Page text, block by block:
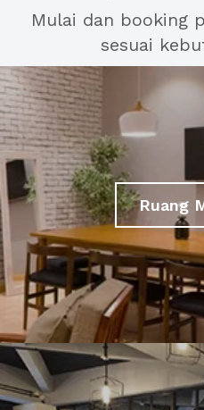
Mulai dan booking
sesuai
Ruang